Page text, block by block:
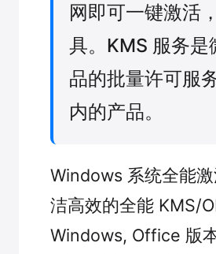
网即可一键激活
具。KMS 服务
品的批量许可服
内的产品。
Windows 系统全能
洁高效的全能 KMS/
Windows, Office 版